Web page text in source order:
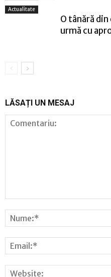
Actualitate
O tânără
urmă cu
LĂSAȚI UN MESAJ